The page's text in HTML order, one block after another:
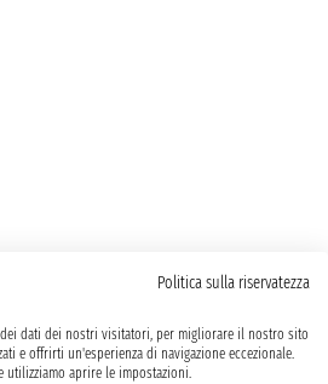
Politica sulla riservatezza
dati dei nostri visitatori, per migliorare il nostro sito
e offrirti un'esperienza di navigazione eccezionale.
aprire le impostazioni.